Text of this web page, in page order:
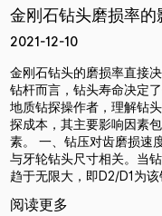
金刚石钻头磨损率的
2021-12-10
金刚石钻头的磨损率直接
钻杆而言，钻头寿命决定
地质钻探操作者，理解钻
探成本，其主要影响因素
素。 一、钻压对齿磨损速
与牙轮钻头尺寸相关。当
趋于无限大，即D2/D1为该
阅读更多